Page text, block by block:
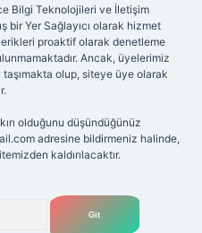
Bilgi Teknolojileri ve İletişim
bir Yer Sağlayıcı olarak hizmet
proaktif olarak denetleme
Ancak, üyelerimiz
olup, siteye üye olarak
olduğunu düşündüğünüz
adresine bildirmeniz halinde,
kaldırılacaktır.